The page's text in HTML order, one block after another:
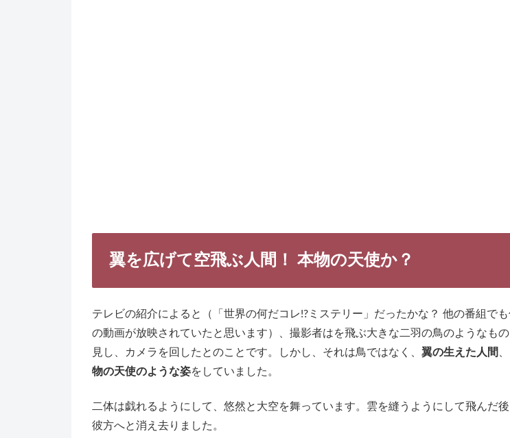
翼を広げて空飛ぶ人間！ 本物の天使か？
テレビの紹介によると（「世界の何だコレ!?ミステリー」だったかな？ 他の番組でも
の動画が放映されていたと思います）、撮影者はを飛ぶ大きな二羽の鳥のようなも
見し、カメラを回したとのことです。しかし、それは鳥ではなく、 翼の生えた人間
物の天使のような姿をしていました。
二体は戯れるようにして、悠然と大空を舞っています。雲を縫うようにして飛んだ
彼方へと消え去りました。